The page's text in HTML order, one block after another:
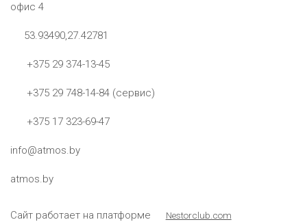
офис 4
53.93490,27.42781
+375 29 374-13-45
+375 29 748-14-84 (сервис)
+375 17 323-69-47
info@atmos.by
atmos.by
Сайт работает на платформе Nestorclub.com